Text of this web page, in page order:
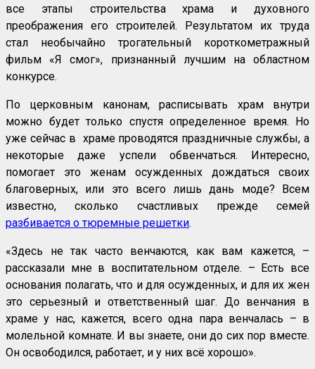
все этапы строительства храма и духовного
преображения его строителей. Результатом их труда
стал необычайно трогательный короткометражный
фильм «Я смог», признанный лучшим на областном
конкурсе.
По церковным канонам, расписывать храм внутри
можно будет только спустя определенное время. Но
уже сейчас в храме проводятся праздничные службы, а
некоторые даже успели обвенчаться. Интересно,
помогает это женам осужденных дождаться своих
благоверных, или это всего лишь дань моде? Всем
известно, сколько счастливых прежде семей
разбивается о тюремные решетки.
«Здесь не так часто венчаются, как вам кажется, –
рассказали мне в воспитательном отделе. – Есть все
основания полагать, что и для осужденных, и для их жен
это серьезный и ответственный шаг. До венчания в
храме у нас, кажется, всего одна пара венчалась – в
молельной комнате. И вы знаете, они до сих пор вместе.
Он освободился, работает, и у них всё хорошо».